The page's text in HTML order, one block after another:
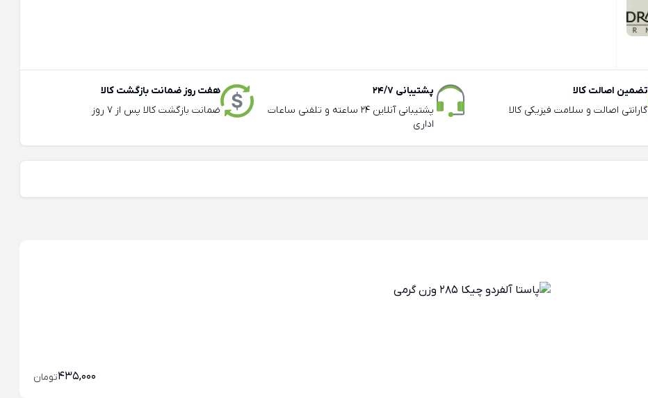
تضمین اصالت کالا
گارانتی اصالت و سلامت فیزیکی کالا
پشتیبانی 24/7
پشتیبانی آنلاین 24 ساعته و تلفنی ساعات
اداری
هفت روز ضمانت بازگشت کالا
ضمانت بازگشت کالا پس از 7 روز
435,000تومان